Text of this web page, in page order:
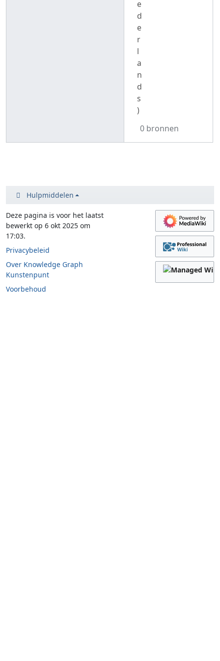
e
d
e
r
l
a
n
d
s
)
0 bronnen
Hulpmiddelen
Deze pagina is voor het laatst
bewerkt op 6 okt 2025 om
17:03.
Privacybeleid
Over Knowledge Graph
Kunstenpunt
Voorbehoud